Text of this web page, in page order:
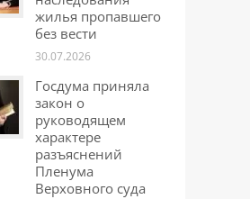
жилья пропавшего
без вести
30.07.2026
Госдума приняла
закон о
руководящем
характере
разъяснений
Пленума
Верховного суда